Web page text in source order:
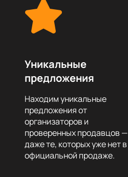
Уникальные
предложения
Находим уникальные
предложения от
организаторов и
проверенных продавцов —
даже те, которых уже нет в
официальной продаже.